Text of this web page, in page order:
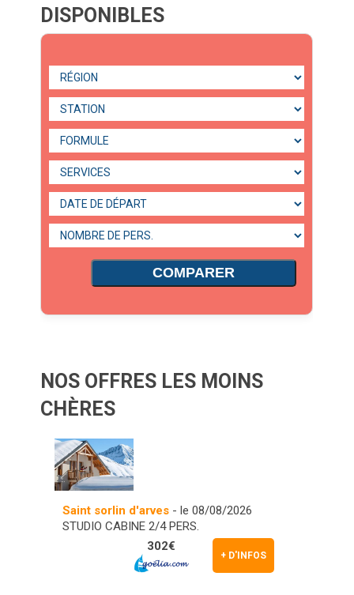
DISPONIBLES
COMPARER
NOS OFFRES LES MOINS
CHÈRES
Saint sorlin d'arves- le 08/08/2026
STUDIO CABINE 2/4 PERS.
+ D'INFOS
302€